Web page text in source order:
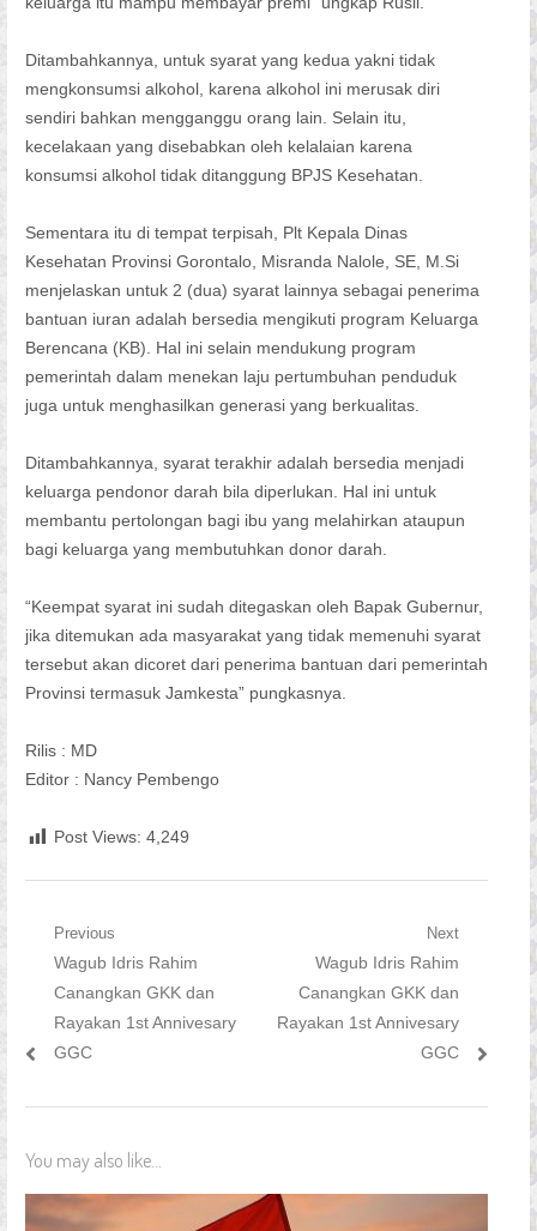
Ditambahkannya, untuk syarat yang kedua yakni tidak
mengkonsumsi alkohol, karena alkohol ini merusak diri
sendiri bahkan mengganggu orang lain. Selain itu,
kecelakaan yang disebabkan oleh kelalaian karena
konsumsi alkohol tidak ditanggung BPJS Kesehatan.
Sementara itu di tempat terpisah, Plt Kepala Dinas
Kesehatan Provinsi Gorontalo, Misranda Nalole, SE, M.Si
menjelaskan untuk 2 (dua) syarat lainnya sebagai penerima
bantuan iuran adalah bersedia mengikuti program Keluarga
Berencana (KB). Hal ini selain mendukung program
pemerintah dalam menekan laju pertumbuhan penduduk
juga untuk menghasilkan generasi yang berkualitas.
Ditambahkannya, syarat terakhir adalah bersedia menjadi
keluarga pendonor darah bila diperlukan. Hal ini untuk
membantu pertolongan bagi ibu yang melahirkan ataupun
bagi keluarga yang membutuhkan donor darah.
“Keempat syarat ini sudah ditegaskan oleh Bapak Gubernur,
jika ditemukan ada masyarakat yang tidak memenuhi syarat
tersebut akan dicoret dari penerima bantuan dari pemerintah
Provinsi termasuk Jamkesta” pungkasnya.
Rilis : MD
Editor : Nancy Pembengo
Post Views: 4,249
Navigasi
pos
Previous
Previous
post:
Wagub Idris Rahim
Canangkan GKK dan
Rayakan 1st Annivesary
GGC
Next
Next
post:
Wagub Idris Rahim
Canangkan GKK dan
Rayakan 1st Annivesary
GGC
You may also like...